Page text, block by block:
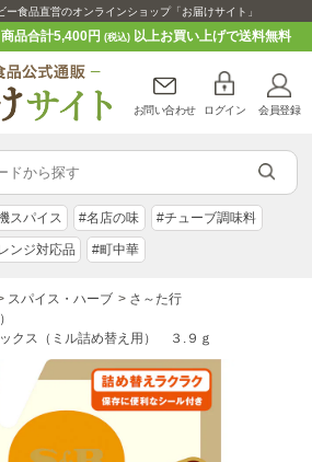
ー食品直営のオンラインショップ「お届けサイト」
商品合計5,400円 (税込)以上お買い上げで送料無料
お問い合わせ ログイン 会員登録
スパイス #名店の味 #チューブ調味料
ンジ対応品 #町中華
スパイス・ハーブ > さ～た行
ス（ミル詰め替え用） ３.９ｇ